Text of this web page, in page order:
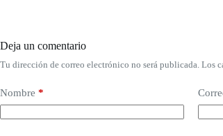
Deja un comentario
Tu dirección de correo electrónico no será publicada. Los
Nombre *